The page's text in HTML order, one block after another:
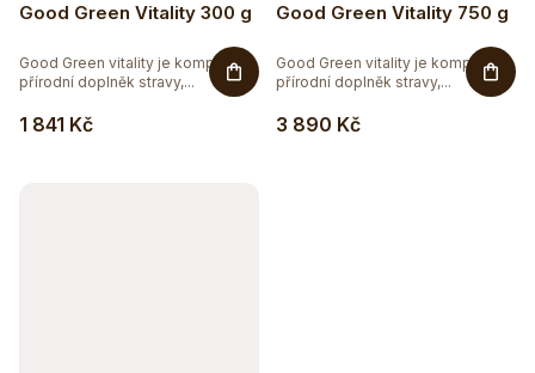
Good Green Vitality 300 g
1 841 Kč
Good Green vitality je komplexní
přírodní doplněk stravy,...
Good Green Vitality 750 g
3 890 Kč
Good Green vitality je komplexní
přírodní doplněk stravy,...